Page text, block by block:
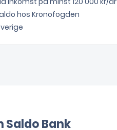
hos Kronofogden
Bank